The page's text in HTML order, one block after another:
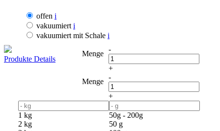
offen i
vakuumiert i
vakuumiert mit Schale i
-
+
Menge
-
+
Menge
50g - 200g
50 g
1 kg
2 kg
Produkte Details